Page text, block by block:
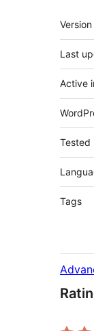
Meta
Version
Last
Active
Tested
Tags